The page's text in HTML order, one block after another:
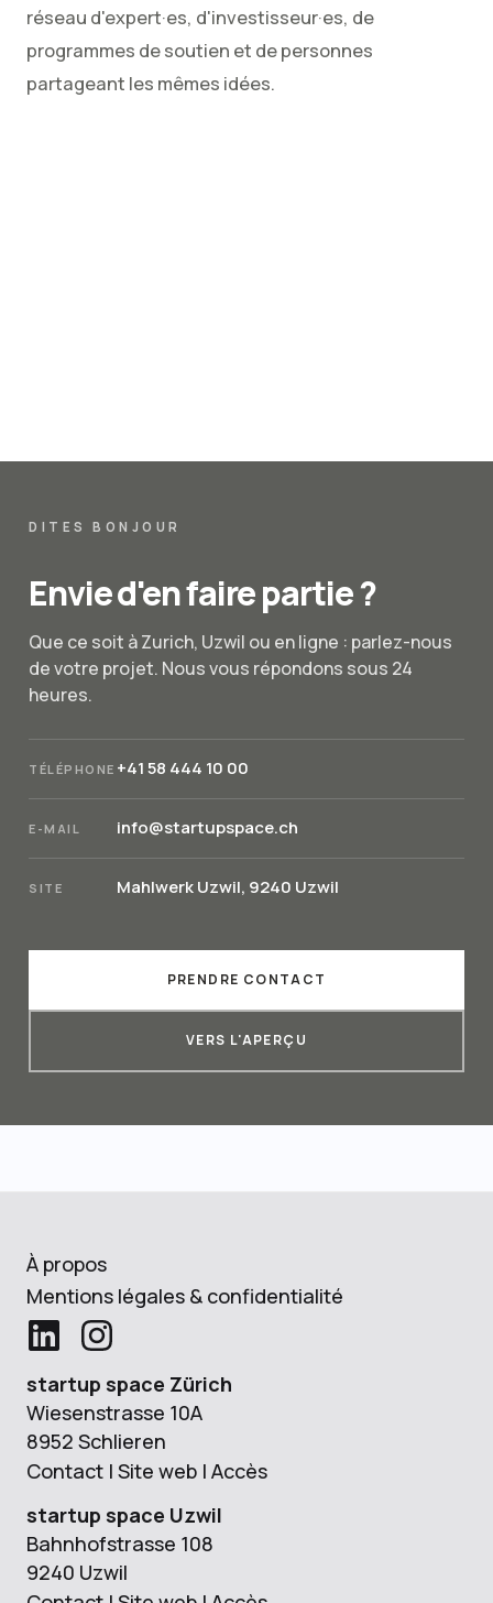
réseau d'expert·es, d'investisseur·es, de
programmes de soutien et de personnes
partageant les mêmes idées.
DITES BONJOUR
Envie d'en faire partie ?
Que ce soit à Zurich, Uzwil ou en ligne : parlez-nous
de votre projet. Nous vous répondons sous 24
heures.
TÉLÉPHONE +41 58 444 10 00
E-MAIL info@startupspace.ch
SITE Mahlwerk Uzwil, 9240 Uzwil
PRENDRE CONTACT
VERS L'APERÇU
À propos
Mentions légales & confidentialité
startup space Zürich
Wiesenstrasse 10A
8952 Schlieren
Contact | Site web | Accès
startup space Uzwil
Bahnhofstrasse 108
9240 Uzwil